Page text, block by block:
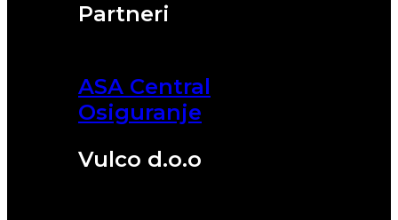
Partneri
ASA Central
Osiguranje
Vulco d.o.o